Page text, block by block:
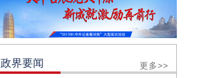
政界要闻 更多>>